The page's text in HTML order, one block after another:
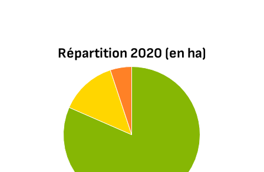
Répartition 2020 (en ha)